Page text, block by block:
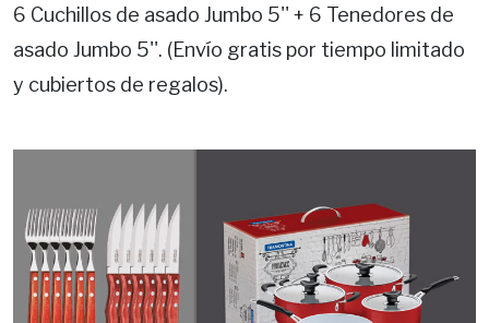
6 Cuchillos de asado Jumbo 5'' + 6 Tenedores de
asado Jumbo 5''. (Envío gratis por tiempo limitado
y cubiertos de regalos).